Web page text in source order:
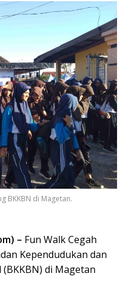
BKKBN di Magetan.
– Fun Walk Cegah
Kependudukan dan
di Magetan